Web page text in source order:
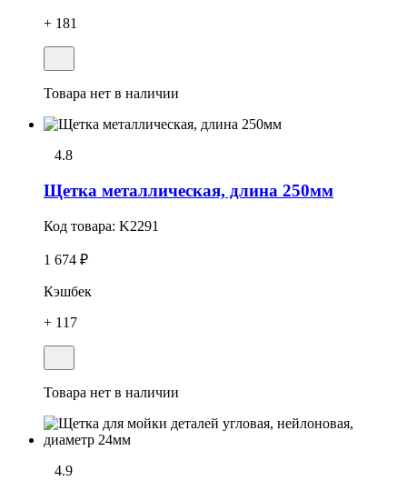
+ 181
Товара нет в наличии
4.8
Щетка металлическая, длина 250мм
Код товара: K2291
1 674 ₽
Кэшбек
+ 117
Товара нет в наличии
4.9